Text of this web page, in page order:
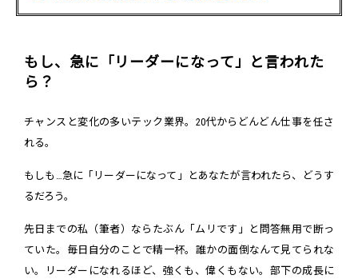
もし、急に「リーダーになって」と言われた
ら？
チャンスと変化の多いテック業界。20代からどんどん仕事を任さ
れる。
もしも…急に「リーダーになって」とあなたが言われたら、どうす
るだろう。
先日までの私（筆者）ならたぶん「ムリです」と問答無用で断っ
ていた。毎日自分のことで精一杯。誰かの面倒なんて見てられな
い。リーダーになれるほど、強くも、偉くもない。部下の成長に